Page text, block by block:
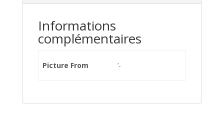
Informations
complémentaires
Picture From '-